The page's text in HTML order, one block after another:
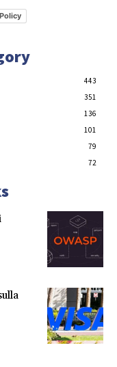
443
351
136
101
79
72